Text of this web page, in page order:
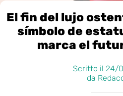
El fin del lujo
símbolo de
marca el
Scritto il 24/
da